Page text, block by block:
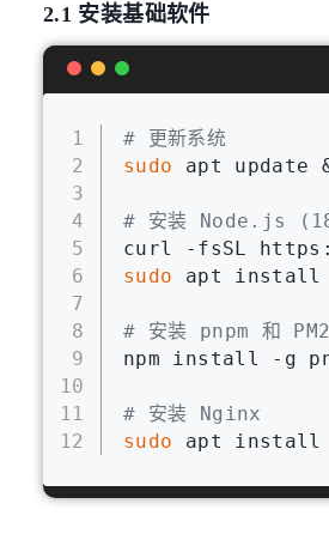
2.1 安装基础软件
1
2
3
4
5
6
7
8
9
10
11
12
# 更新系统
sudo apt update
# 安装 Node.js
curl -fsSL
sudo apt install
# 安装 pnpm 和 PM2
npm install -g
# 安装 Nginx
sudo apt install